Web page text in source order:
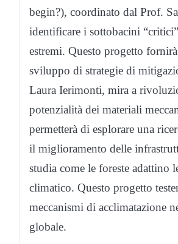
begin?), coordinato dal Prof.
identificare i sottobacini
estremi. Questo progetto
sviluppo di strategie di
Laura Ierimonti, mira a
potenzialità dei materiali
permetterà di esplorare una
il miglioramento delle
studia come le foreste adattino
climatico. Questo progetto
meccanismi di acclimatazione
globale.